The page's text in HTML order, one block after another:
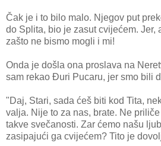
Čak je i to bilo malo. Njegov put
do Splita, bio je zasut cvijećem. Jer,
zašto ne bismo mogli i mi!
Onda je došla ona proslava na
sam rekao Đuri Pucaru, jer smo bili
"Daj, Stari, sada ćeš biti kod Tita,
valja. Nije to za nas, brate. Ne
takve svečanosti. Zar ćemo našu
zasipajući ga cvijećem? Tito je